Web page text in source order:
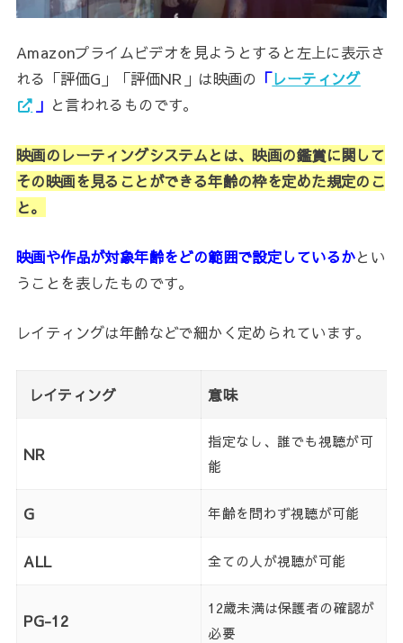
Amazonプライムビデオを見ようとすると左上に表示さ
れる「評価G」「評価NR」は映画の 「レーティング
」 と言われるものです。
映画のレーティングシステムとは、映画の鑑賞に関して
その映画を見ることができる年齢の枠を定めた規定のこ
と。
映画や作品が対象年齢をどの範囲で設定しているかとい
うことを表したものです。
レイティングは年齢などで細かく定められています。
レイティング 意味
NR
指定なし、誰でも視聴が可
能
G 年齢を問わず視聴が可能
ALL 全ての人が視聴が可能
PG-12
12歳未満は保護者の確認が
必要